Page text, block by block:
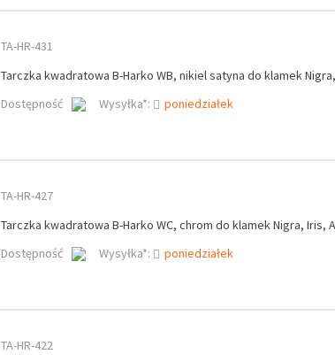
TA-HR-431
Tarczka kwadratowa B-Harko WB, nikiel satyna do klamek
Dostępność
Wysyłka*: poniedziałek
TA-HR-427
Tarczka kwadratowa B-Harko WC, chrom do klamek Nigra, Iris,
Dostępność
Wysyłka*: poniedziałek
TA-HR-422